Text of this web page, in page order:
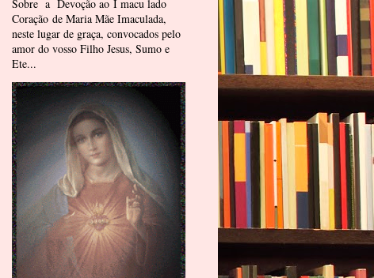
Sobre a Devoção ao I macu lado
Coração de Maria Mãe Imaculada,
neste lugar de graça, convocados pelo
amor do vosso Filho Jesus, Sumo e
Ete...